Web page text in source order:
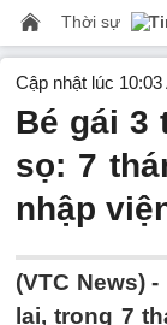
Thời sự
Cập nhật lúc
Bé gái 3
sọ: 7
nhập
(VTC News) -
lại, trong 7